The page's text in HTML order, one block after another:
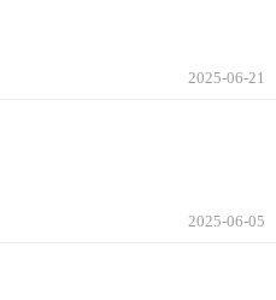
2025-06-21
2025-06-05